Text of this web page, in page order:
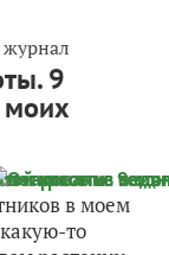
9
моих
в моем
то